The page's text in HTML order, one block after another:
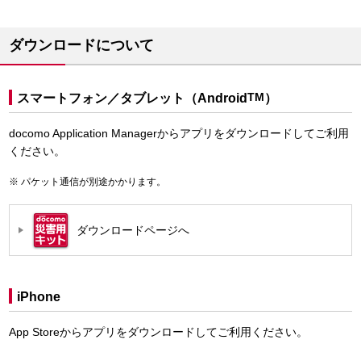
ダウンロードについて
スマートフォン／タブレット（Android TM ）
docomo Application Managerからアプリをダウンロードしてご利用
ください。
パケット通信が別途かかります。
ダウンロードページへ
iPhone
App Storeからアプリをダウンロードしてご利用ください。